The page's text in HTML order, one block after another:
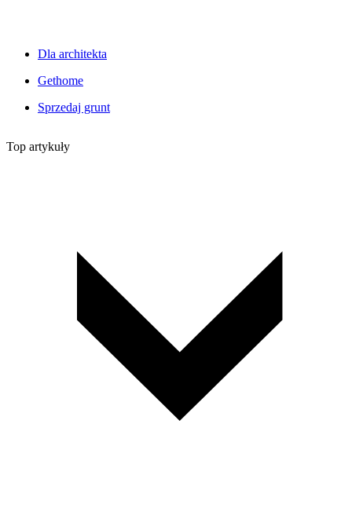
Dla architekta
Gethome
Sprzedaj grunt
Top artykuły